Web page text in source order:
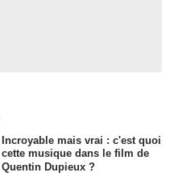
Incroyable mais vrai : c'est quoi
cette musique dans le film de
Quentin Dupieux ?